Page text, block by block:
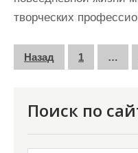
творческих
ПНазад 1 …
Поиск по